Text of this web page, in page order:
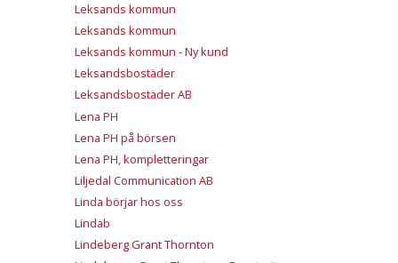
Leksands kommun
Leksands kommun
Leksands kommun - Ny kund
Leksandsbostäder
Leksandsbostäder AB
Lena PH
Lena PH på börsen
Lena PH, kompletteringar
Liljedal Communication AB
Linda börjar hos oss
Lindab
Lindeberg Grant Thornton